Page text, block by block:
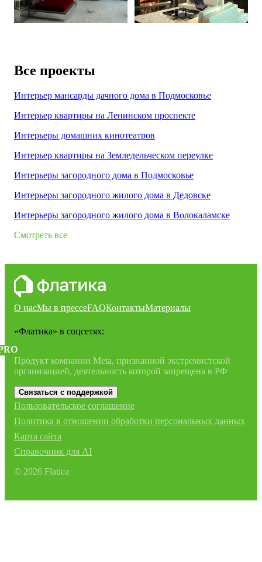
Все проекты
Интерьер мансарды дачного дома в Подмосковье
Интерьер квартиры на Ленинском проспекте
Интерьеры домашних кинотеатров
Интерьер квартиры на Земледельческом переулке
Интерьеры загородного дома в Подмосковье
Интерьеры загородного жилого дома в Дедовске
Интерьеры загородного жилого дома в Волокаламске
Смотреть все
О насМы в прессеFAQКонтактыМатериалы
«Флатика» в соцсетях:
Продукт компании Meta, признанной экстремистской
организацией, деятельность которой запрещена в РФ
Связаться с поддержкой
Пользовательское соглашение
Политика в отношении обработки персональных данных
Карта сайта
Справочник для AI
© 2026 Flatica